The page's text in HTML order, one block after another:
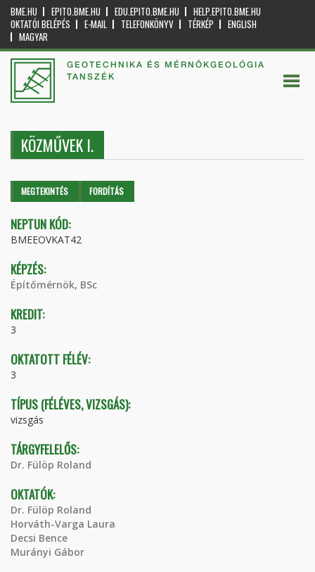
BME.HU EPITO.BME.HU EDU.EPITO.BME.HU
HELP.EPITO.BME.HU
OKTATÓI BELÉPÉS
E-MAIL TELEFONKÖNYV TÉRKÉP
ENGLISH
MAGYAR
GEOTECHNIKA ÉS MÉRNÖKGEOLÓGIA
TANSZÉK
KÖZMŰVEK I.
Elsődleges fülek
MEGTEKINTÉS (AKTÍVFORDÍTÁS
NEPTUN KÓD:
BMEEOVKAT42
KÉPZÉS:
Építőmérnök, BSc
KREDIT:
3
OKTATOTT FÉLÉV:
3
TÍPUS (FÉLÉVES, VIZSGÁS):
vizsgás
TÁRGYFELELŐS:
Dr. Fülöp Roland
OKTATÓK:
Dr. Fülöp Roland
Horváth-Varga Laura
Decsi Bence
Murányi Gábor